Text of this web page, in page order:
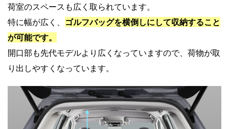
荷室のスペースも広く取られています。
特に幅が広く、 ゴルフバッグを横倒しにして収納すること
が可能です。
開口部も先代モデルより広くなっていますので、荷物が取
り出しやすくなっています。